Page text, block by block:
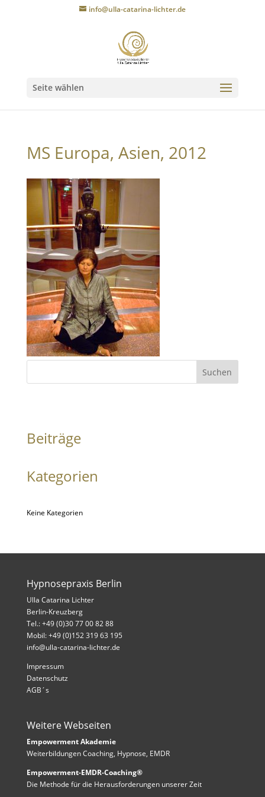
info@ulla-catarina-lichter.de
Seite wählen
MS Europa, Asien, 2012
Suchen
Beiträge
Kategorien
Keine Kategorien
Hypnosepraxis Berlin
Ulla Catarina Lichter
Berlin-Kreuzberg
Tel.: +49 (0)30 77 00 82 88
Mobil: +49 (0)152 319 63 195
info@ulla-catarina-lichter.de
Impressum
Datenschutz
AGB´s
Weitere Webseiten
Empowerment Akademie
Weiterbildungen Coaching, Hypnose, EMDR
Empowerment-EMDR-Coaching®
Die Methode für die Herausforderungen unserer Zeit